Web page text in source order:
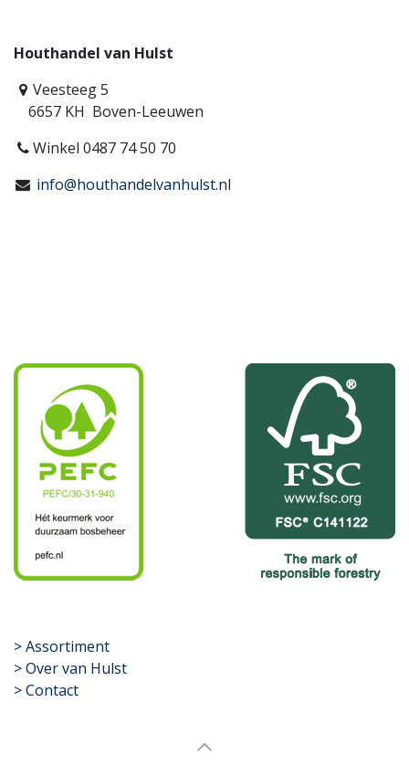
Houthandel van Hulst
Veesteeg 5
6657 KH Boven-Leeuwen
Winkel 0487 74 50 70
info@houthandelvanhulst.nl
​>Assortiment
> Over van Hulst
> Contact